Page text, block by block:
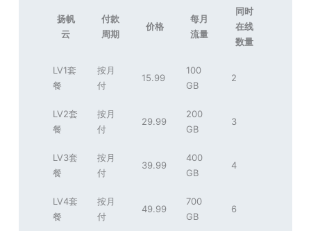
扬帆
云
付款
周期
价格
每月
流量
同时
在线
数量
LV1套
餐
按月
付
15.99
100
GB
2
LV2套
餐
按月
付
29.99
200
GB
3
LV3套
餐
按月
付
39.99
400
GB
4
LV4套
餐
按月
付
49.99
700
GB
6